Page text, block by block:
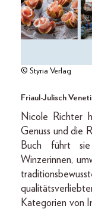
© Styria Verlag
Friaul-Julisch
Nicole Richter
Genuss und die
Buch führt
Winzerinnen,
Kategorien von